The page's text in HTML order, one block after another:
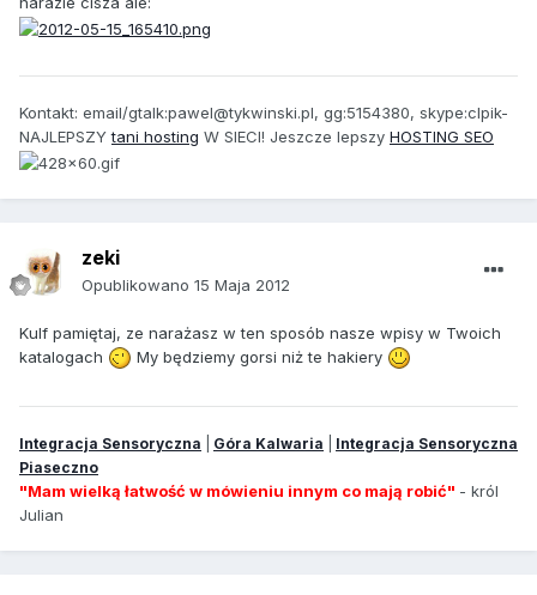
Kontakt: email/gtalk:pawel@tykwinski.pl, gg:5154380, skype:clpik-
NAJLEPSZYtani hosting W SIECI! Jeszcze lepszy HOSTING SEO
zeki
Opublikowano 15 Maja 2012
Kulf pamiętaj, ze narażasz w ten sposób nasze wpisy w Twoich
katalogach
My będziemy gorsi niż te hakiery
Integracja Sensoryczna Góra Kalwaria
Integracja Sensoryczna
Piaseczno
"Mam wielką łatwość w mówieniu innym co mają robić" - król
Julian